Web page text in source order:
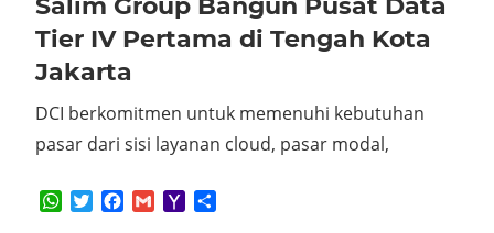
Salim Group Bangun Pusat Data
Tier IV Pertama di Tengah Kota
Jakarta
DCI berkomitmen untuk memenuhi kebutuhan
pasar dari sisi layanan cloud, pasar modal,
WhatsApp
TwitterFacebook
GmailYahoo